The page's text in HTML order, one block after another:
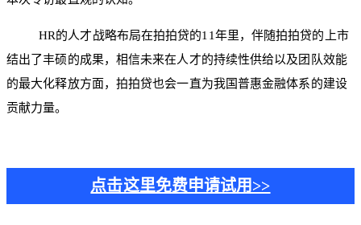
HR的人才战略布局在拍拍贷的11年里，伴随拍拍贷的上市
结出了丰硕的成果，相信未来在人才的持续性供给以及团队效能
的最大化释放方面，拍拍贷也会一直为我国普惠金融体系的建设
贡献力量。
点击这里免费申请试用>>